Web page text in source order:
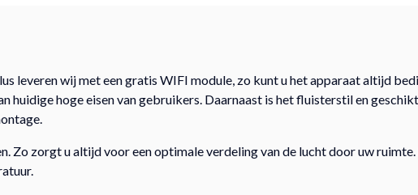
leveren wij met een gratis WIFI module, zo kunt u het apparaat altijd
huidige hoge eisen van gebruikers. Daarnaast is het fluisterstil en
Zo zorgt u altijd voor een optimale verdeling van de lucht door uw